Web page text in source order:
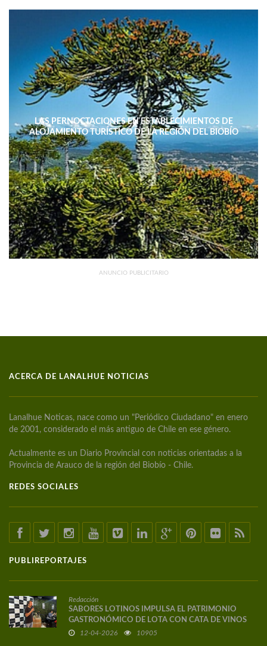
LAS PERNOCTACIONES EN ESTABLECIMIENTOS DE
ALOJAMIENTO TURÍSTICO DE LA REGIÓN DEL BIOBÍO
DISMINUYERON 15,4% INTERANUAL
ANUNCIO PUBLICITARIO
ACERCA DE LANALHUE NOTICIAS
Lanalhue Noticas, nace como un "Periódico Ciudadano" en enero
de 2001, considerado el más antiguo de Chile en ese género.
Actualmente es un Diario Provincial con noticias orientadas a la
Provincia de Arauco de la región del Biobío - Chile.
REDES SOCIALES
PUBLIREPORTAJES
Redacción
SABORES LOTINOS IMPULSA EL PATRIMONIO
GASTRONÓMICO DE LOTA CON CATA DE VINOS
DE AUTOR
12-04-2026 10905